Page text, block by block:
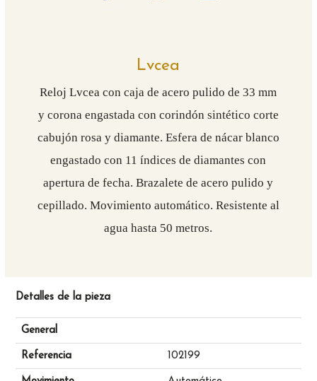
Lvcea
Reloj Lvcea con caja de acero pulido de 33 mm
y corona engastada con corindón sintético corte
cabujón rosa y diamante. Esfera de nácar blanco
engastado con 11 índices de diamantes con
apertura de fecha. Brazalete de acero pulido y
cepillado. Movimiento automático. Resistente al
agua hasta 50 metros.
Detalles de la pieza
General
Referencia 102199